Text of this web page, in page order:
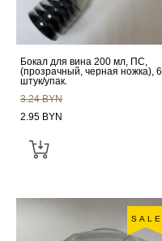
Бокал для вина 200 мл, ПС,
(прозрачный, черная ножка), 6
штук/упак.
3.24 BYN
2.95 BYN
SALE